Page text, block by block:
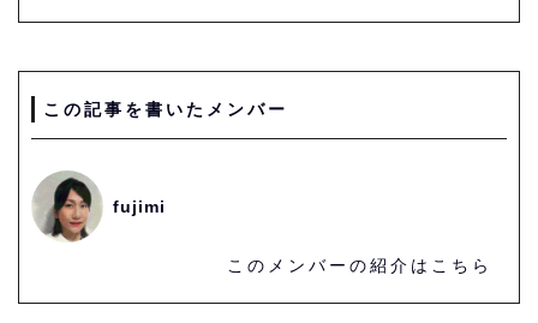
この記事を書いたメンバー
fujimi
このメンバーの紹介はこちら